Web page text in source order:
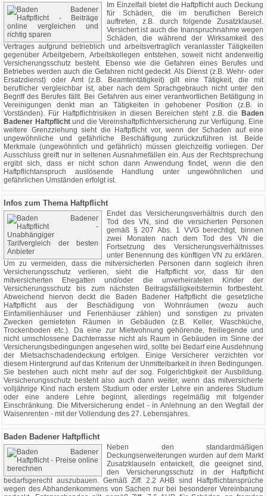
Im Einzelfall bietet die Haftpflicht auch Deckung
für Schäden, die im beruflichen Bereich
auftreten, z.B. durch folgende Zusatzklausel.
Versichert ist auch die Inanspruchnahme wegen
Schäden, die während der Wirksamkeit des
Vertrages aufgrund betrieblich und arbeitsvertraglich veranlasster Tätigkeiten
gegenüber Arbeitgebern, Arbeitskollegen entstehen, soweit nicht anderweitig
Versicherungsschutz besteht. Ebenso wie die Gefahren eines Berufes und
Betriebes werden auch die Gefahren nicht gedeckt. Als Dienst (z.B. Wehr- oder
Ersatzdienst) oder Amt (z.B. Beamtentätigkeit) gilt eine Tätigkeit, die mit
beruflicher vergleichbar ist, aber nach dem Sprachgebrauch nicht unter den
Begriff des Berufes fällt. Bei Gefahren aus einer verantwortlichen Betätigung in
Vereinigungen denkt man an Tätigkeiten in gehobener Position (z.B. in
Vorständen). Für Haftpflichtrisiken in diesen Bereichen steht z.B. die
Baden
Badener Haftpflichtund die Vereinshaftpflichtversicherung zur Verfügung. Eine
weitere Grenzziehung sieht die Haftpflicht vor, wenn der Schaden auf eine
ungewöhnliche und gefährliche Beschäftigung zurückzuführen ist. Beide
Merkmale (ungewöhnlich und gefährlich) müssen gleichzeitig vorliegen. Der
Ausschluss greift nur in seltenen Ausnahmefällen ein. Aus der Rechtsprechung
ergibt sich, dass er nicht schon dann Anwendung findet, wenn die den
Haftpflichtanspruch auslösende Handlung unter ungewöhnlichen und
gefährlichen Umständen erfolgt ist.
Infos zum Thema Haftpflicht
Endet das Versicherungsverhältnis durch den
Tod des VN, sind die versicherten Personen
gemäß § 207 Abs. 1 VVG berechtigt, binnen
zwei Monaten nach dem Tod des VN die
Fortsetzung des Versicherungsverhältnisses
unter Benennung des künftigen VN zu erklären.
Um zu vermeiden, dass die mitversicherten Personen dann sogleich ihren
Versicherungsschutz verlieren, sieht die Haftpflicht vor, dass für den
mitversicherten Ehegatten und/oder die unverheirateten Kinder der
Versicherungsschutz bis zum nächsten Beitragsfälligkeitstermin fortbesteht.
Abweichend hiervon deckt die Baden Badener Haftpflicht die gesetzliche
Haftpflicht aus der Beschädigung von Wohnräumen (wozu auch
Einfamilienhäuser und Ferienhäuser zählen) und sonstigen zu privaten
Zwecken gemieteten Räumen in Gebäuden (z.B. Keller, Waschküche,
Trockenboden etc.). Da eine zur Mietwohnung gehörende, freiliegende und
nicht umschlossene Dachterrasse nicht als Raum in Gebäuden im Sinne der
Versicherungsbedingungen angesehen wird, sollte bei Bedarf eine Ausdehnung
der Mietsachschadendeckung erfolgen. Einige Versicherer verzichten vor
diesem Hintergrund auf das Kriterium der Unmittelbarkeit in ihren Bedingungen.
Sie bestehen auch nicht mehr auf der sog. Folgerichtigkeit der Ausbildung.
Versicherungsschutz besteht also auch dann weiter, wenn das mitversicherte
volljährige Kind nach erstem Studium oder erster Lehre ein anderes Studium
oder eine andere Lehre beginnt, allerdings regelmäßig mit folgender
Einschränkung. Die Mitversicherung endet - in Anlehnung an den Wegfall der
Waisenrenten - mit der Vollendung des 27. Lebensjahres.
Baden Badener Haftpflicht
Neben den standardmäßigen
Deckungserweiterungen wurden auf dem Markt
Zusatzklauseln entwickelt, die geeignet sind,
den Versicherungsschutz in der Haftpflicht
bedarfsgerecht auszubauen. Gemäß Ziff. 2.2 AHB sind Haftpflichtansprüche
wegen des Abhandenkommens von Sachen nur bei besonderer Vereinbarung